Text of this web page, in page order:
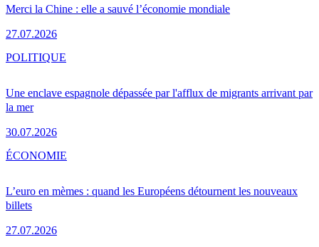
Merci la Chine : elle a sauvé l’économie mondiale
27.07.2026
Une enclave espagnole dépassée par l'afflux de migrants arrivant par
la mer
30.07.2026
POLITIQUE
L’euro en mèmes : quand les Européens détournent les nouveaux
billets
27.07.2026
ÉCONOMIE